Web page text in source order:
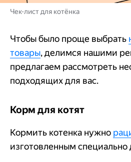
Чек-лист для котёнка
Чтобы было проще выбрать
товары, делимся нашими
предлагаем рассмотреть
подходящих для вас.
Корм для котят
Кормить котенка нужно
изготовленным